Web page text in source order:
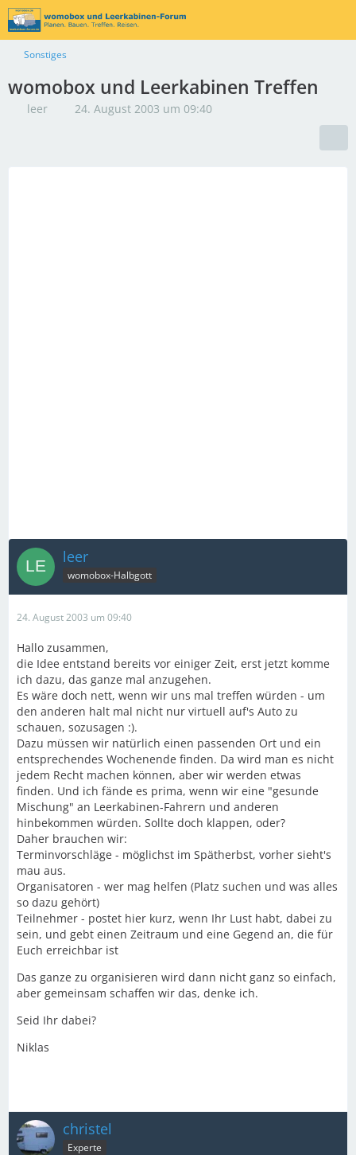
Sonstiges
womobox und Leerkabinen Treffen
leer 24. August 2003 um 09:40
leer
womobox-Halbgott
24. August 2003 um 09:40
Hallo zusammen,
die Idee entstand bereits vor einiger Zeit, erst jetzt komme
ich dazu, das ganze mal anzugehen.
Es wäre doch nett, wenn wir uns mal treffen würden - um
den anderen halt mal nicht nur virtuell auf's Auto zu
schauen, sozusagen :).
Dazu müssen wir natürlich einen passenden Ort und ein
entsprechendes Wochenende finden. Da wird man es nicht
jedem Recht machen können, aber wir werden etwas
finden. Und ich fände es prima, wenn wir eine "gesunde
Mischung" an Leerkabinen-Fahrern und anderen
hinbekommen würden. Sollte doch klappen, oder?
Daher brauchen wir:
Terminvorschläge - möglichst im Spätherbst, vorher sieht's
mau aus.
Organisatoren - wer mag helfen (Platz suchen und was alles
so dazu gehört)
Teilnehmer - postet hier kurz, wenn Ihr Lust habt, dabei zu
sein, und gebt einen Zeitraum und eine Gegend an, die für
Euch erreichbar ist
Das ganze zu organisieren wird dann nicht ganz so einfach,
aber gemeinsam schaffen wir das, denke ich.
Seid Ihr dabei?
Niklas
christel
Experte